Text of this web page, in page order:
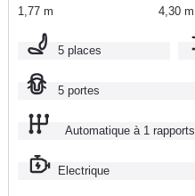
1,77 m 4,30 m
5 places
5 portes
Automatique à 1 rapports
Electrique